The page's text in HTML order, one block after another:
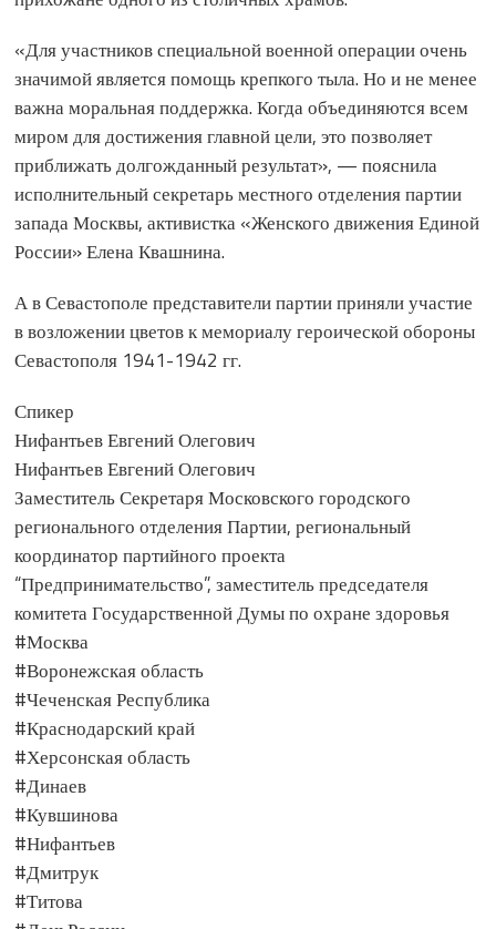
«Для участников специальной военной операции очень
значимой является помощь крепкого тыла. Но и не менее
важна моральная поддержка. Когда объединяются всем
миром для достижения главной цели, это позволяет
приближать долгожданный результат», — пояснила
исполнительный секретарь местного отделения партии
запада Москвы, активистка «Женского движения Единой
России» Елена Квашнина.
А в Севастополе представители партии приняли участие
в возложении цветов к мемориалу героической обороны
Севастополя 1941-1942 гг.
Спикер
Нифантьев Евгений Олегович
Нифантьев Евгений Олегович
Заместитель Секретаря Московского городского
регионального отделения Партии, региональный
координатор партийного проекта
“Предпринимательство”, заместитель председателя
комитета Государственной Думы по охране здоровья
#Москва
#Воронежская область
#Чеченская Республика
#Краснодарский край
#Херсонская область
#Динаев
#Кувшинова
#Нифантьев
#Дмитрук
#Титова